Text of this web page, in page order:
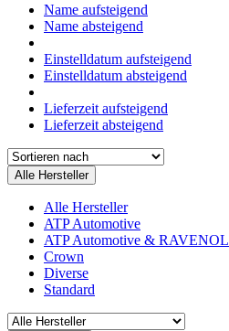
Name aufsteigend
Name absteigend
Einstelldatum aufsteigend
Einstelldatum absteigend
Lieferzeit aufsteigend
Lieferzeit absteigend
Alle Hersteller
Alle Hersteller
ATP Automotive
ATP Automotive & RAVENOL
Crown
Diverse
Standard